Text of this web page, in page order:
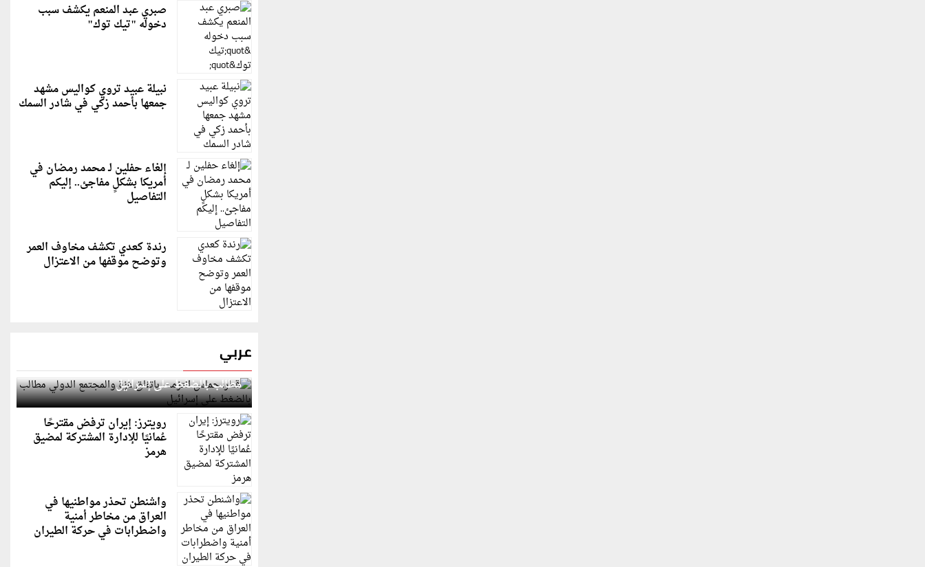
صبري عبد المنعم يكشف سبب
دخوله "تيك توك"
نبيلة عبيد تروي كواليس مشهد
جمعها بأحمد زكي في شادر السمك
إلغاء حفلين لـ محمد رمضان في
أمريكا بشكلٍ مفاجئ.. إليكم
التفاصيل
رندة كعدي تكشف مخاوف العمر
وتوضح موقفها من الاعتزال
عربي
قطر: حماس التزمت باتفاق غزة والمجتمع الدولي
مطالب بالضغط على إسرائيل
رويترز: إيران ترفض مقترحًا
عُمانيًا للإدارة المشتركة لمضيق
هرمز
واشنطن تحذر مواطنيها في
العراق من مخاطر أمنية
واضطرابات في حركة الطيران